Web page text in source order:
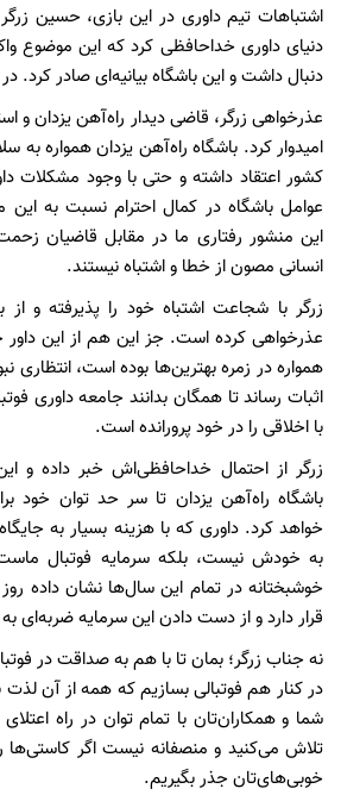
اشتباهات تیم داوری در این بازی، حسین
دنیای داوری خداحافظی کرد که این موضوع
دنبال داشت و این باشگاه بیانیه‌ای صادر کرد.
عذرخواهی زرگر، قاضی دیدار راه‌آهن یزدان و
امیدوار کرد. باشگاه راه‌آهن یزدان همواره به
کشور اعتقاد داشته و حتی با وجود مشکلات
عوامل باشگاه در کمال احترام نسبت به
این منشور رفتاری ما در مقابل قاضیان
انسانی مصون از خطا و اشتباه نیستند.
زرگر با شجاعت اشتباه خود را پذیرفته و
عذرخواهی کرده است. جز این هم از این
همواره در زمره بهترین‌ها بوده است، انتظاری
اثبات رساند تا همگان بدانند جامعه داوری
با اخلاقی را در خود پرورانده است.
زرگر از احتمال خداحافظی‌اش خبر داده و
باشگاه راه‌آهن یزدان تا سر حد توان خود
خواهد کرد. داوری که با هزینه بسیار به
به خودش نیست، بلکه سرمایه فوتبال
خوشبختانه در تمام این سال‌ها نشان داده
قرار دارد و از دست دادن این سرمایه ضربه‌ای
نه جناب زرگر؛ بمان تا با هم به صداقت در
در کنار هم فوتبالی بسازیم که همه از آن لذت
شما و همکاران‌تان با تمام توان در راه
تلاش می‌کنید و منصفانه نیست اگر کاستی‌ها
خوبی‌های‌تان جذر بگیریم.